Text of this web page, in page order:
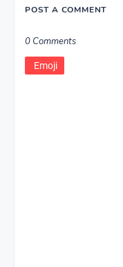
POST A COMMENT
0 Comments
Emoji